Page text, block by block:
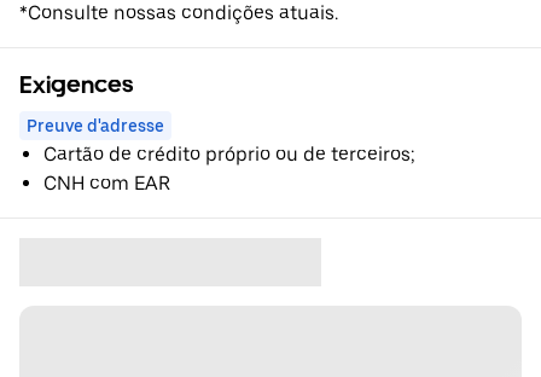
*Consulte nossas condições atuais.
Exigences
Preuve d'adresse
Cartão de crédito próprio ou de terceiros;
CNH com EAR